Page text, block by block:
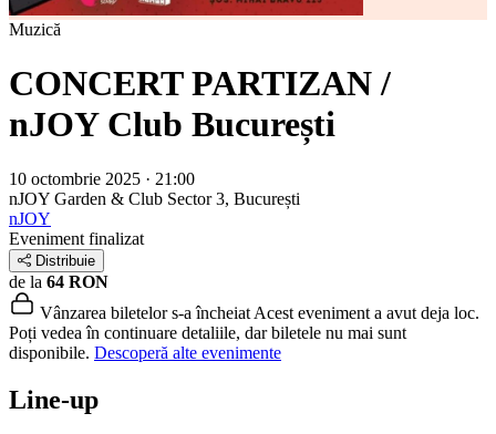
Muzică
CONCERT PARTIZAN /
nJOY Club București
10 octombrie 2025 · 21:00
nJOY Garden & Club Sector 3, București
nJOY
Eveniment finalizat
Distribuie
de la 64 RON
Vânzarea biletelor s-a încheiat Acest eveniment a avut deja loc.
Poți vedea în continuare detaliile, dar biletele nu mai sunt
disponibile. Descoperă alte evenimente
Line-up